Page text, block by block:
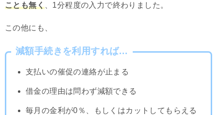
ことも無く 、1分程度の入力で終わりました。
この他にも、
減額手続きを利用すれば…
支払いの催促の連絡が止まる
借金の理由は問わず減額できる
毎月の金利が0％、もしくはカットしてもらえる